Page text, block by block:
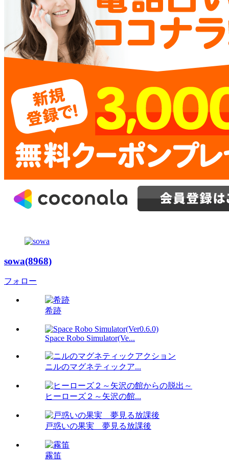
sowa(8968)
フォロー
希跡
Space Robo Simulator(Ve...
ニルのマグネティックア...
ヒーローズ２～矢沢の館...
戸惑いの果実 夢見る放課後
霧笛